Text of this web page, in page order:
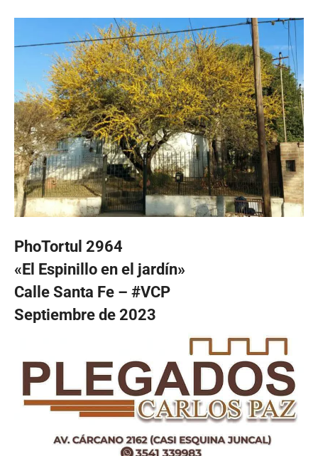
PhoTortul 2964
«El Espinillo en el jardín»
Calle Santa Fe – #VCP
Septiembre de 2023